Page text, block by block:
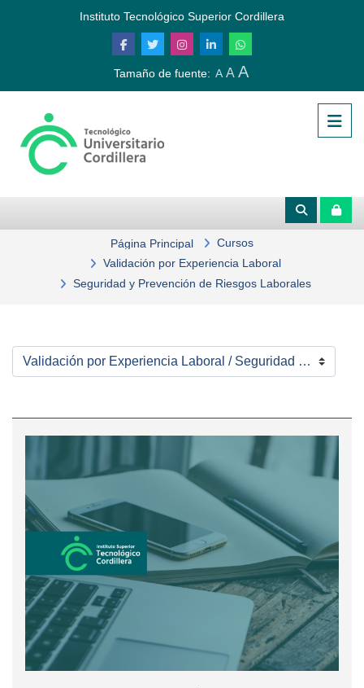
Salta al contenido principal
Instituto Tecnológico Superior Cordillera
Tamaño de fuente: A A A
Página Principal
Cursos
Validación por Experiencia Laboral
Seguridad y Prevención de Riesgos Laborales